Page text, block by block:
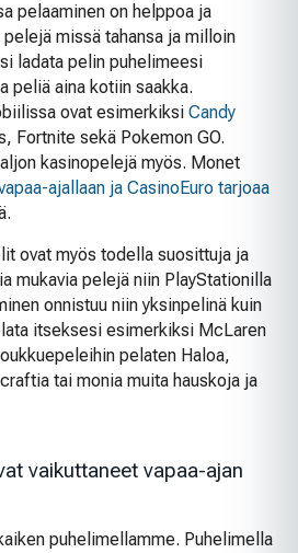
pelaaminen on helppoa ja
missä tahansa ja milloin
ladata pelin puhelimeesi
peliä aina kotiin saakka.
ovat esimerkiksi Candy
Fortnite sekä Pokemon GO.
kasinopelejä myös. Monet
ajallaan ja CasinoEuro tarjoaa
ovat myös todella suosittuja ja
mukavia pelejä niin PlayStationilla
onnistuu niin yksinpelinä kuin
itseksesi esimerkiksi McLaren
pelaten Haloa,
tai monia muita hauskoja ja
vaikuttaneet vapaa-ajan
puhelimellamme. Puhelimella